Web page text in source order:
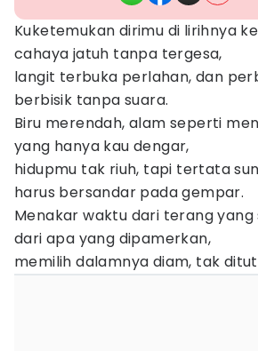
Kuketemukan dirimu di lirihnya
cahaya jatuh tanpa tergesa,
langit terbuka perlahan, dan
berbisik tanpa suara.
Biru merendah, alam seperti
yang hanya kau dengar,
hidupmu tak riuh, tapi tertata
harus bersandar pada gempar.
Menakar waktu dari terang yang
dari apa yang dipamerkan,
memilih dalamnya diam, tak